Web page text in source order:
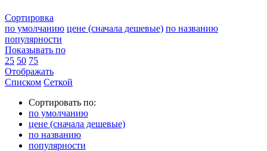
Сортировка
по умолчанию цене (сначала дешевые) по названию
популярности
Показывать по
25 50 75
Отображать
Списком Сеткой
Сортировать по:
по умолчанию
цене (сначала дешевые)
по названию
популярности